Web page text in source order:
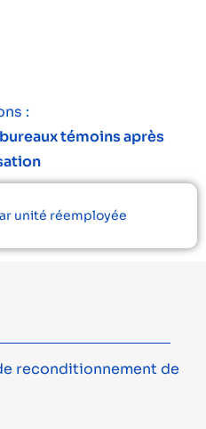
:
témoins après
unité réemployée
reconditionnement de